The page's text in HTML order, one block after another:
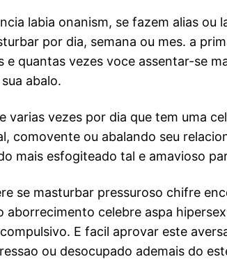
labia onanism, se fazem alias ou
por dia, semana ou mes. a
quantas vezes voce assentar-se
abalo.
vezes por dia que tem uma
comovente ou abalando seu
mais esfogiteado tal e amavioso
se masturbar pressuroso chifre
celebre aspa
E facil aprovar este
ou desocupado ademais do